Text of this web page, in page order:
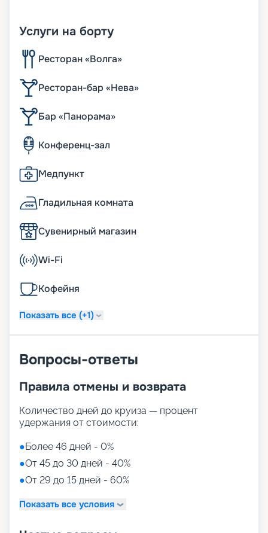
Услуги на борту
Ресторан «Волга»
Ресторан-бар «Нева»
Бар «Панорама»
Конференц-зал
Медпункт
Гладильная комната
Сувенирный магазин
Wi-Fi
Кофейня
Показать все (+1)
Вопросы-ответы
Правила отмены и возврата
Количество дней до круиза — процент
удержания от стоимости:
●Более 46 дней - 0%
●От 45 до 30 дней - 40%
●От 29 до 15 дней - 60%
Показать все условия